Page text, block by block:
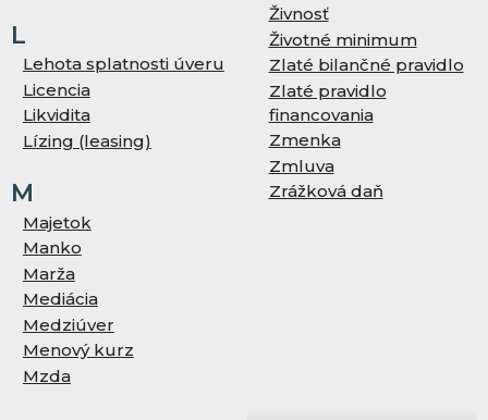
L
Lehota splatnosti úveru
Licencia
Likvidita
Lízing (leasing)
M
Majetok
Manko
Marža
Mediácia
Medziúver
Menový kurz
Mzda
Živnosť
Životné minimum
Zlaté bilančné pravidlo
Zlaté pravidlo
financovania
Zmenka
Zmluva
Zrážková daň